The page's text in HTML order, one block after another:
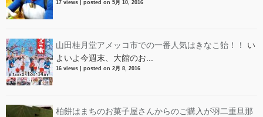
17 views posted on 5月 10, 2016
山田桂月堂アメッコ市での一番人気はきなこ飴！！
い
よいよ今週末、大館のお...
16 views posted on 2月 8, 2016
柏餅はまちのお菓子屋さんからのご購入が羽二重旦那